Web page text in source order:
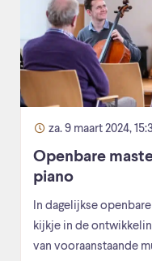
za. 9 maart 2024,
Openbare
piano
In dagelijkse
kijkje in de
van vooraanstaande